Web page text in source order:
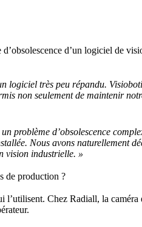
d’un logiciel de
logiciel très peu répandu.
non seulement de maintenir
problème d’obsolescence
Nous avons naturellement
vision industrielle. »
de production ?
l’utilisent. Chez Radiall, la caméra